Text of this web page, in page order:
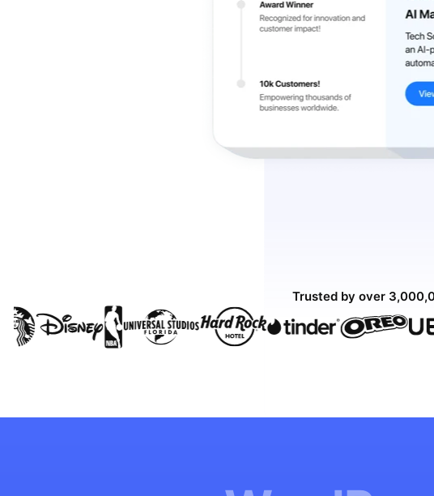
Trusted by over